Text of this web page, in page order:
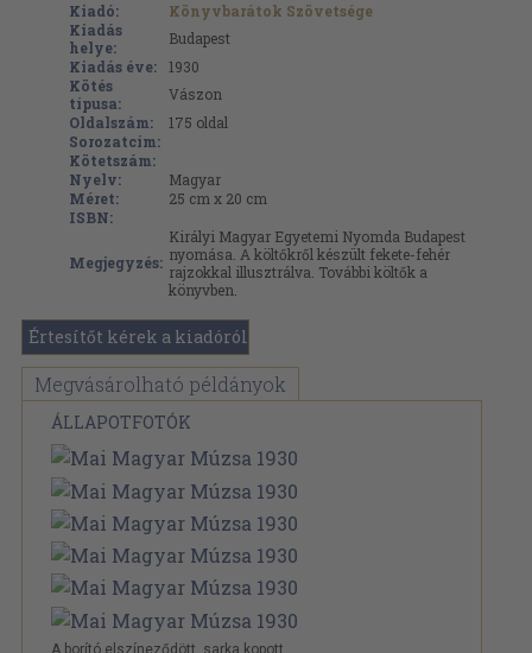
Kiadó:
Könyvbarátok Szövetsége
Kiadás
helye:
Budapest
Kiadás éve:
1930
Kötés
típusa:
Vászon
Oldalszám:
175 oldal
Sorozatcím:
Kötetszám:
Nyelv:
Magyar
Méret:
25 cm x 20 cm
ISBN:
Megjegyzés:
Királyi Magyar Egyetemi Nyomda Budapest
nyomása. A költőkről készült fekete-fehér
rajzokkal illusztrálva. További költők a
könyvben.
Értesítőt kérek a kiadóról
Megvásárolható példányok
ÁLLAPOTFOTÓK
A borító elszíneződött, sarka kopott.